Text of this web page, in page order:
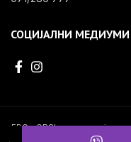
СОЦИЈАЛНИ МЕДИУМИ
EDG - OPShop e